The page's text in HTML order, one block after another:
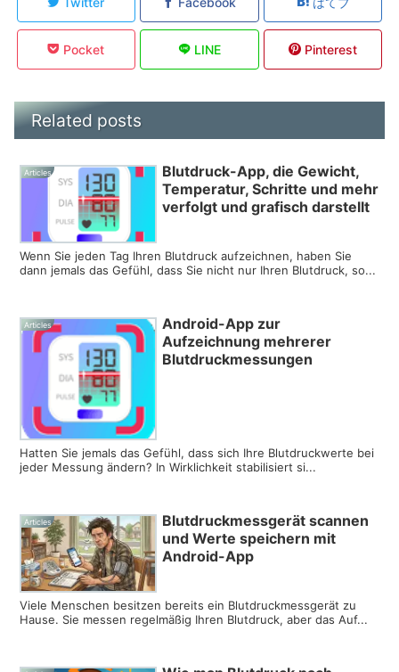
Pocket LINE Pinterest
Related posts
Articles
Blutdruck-App, die Gewicht,
Temperatur, Schritte und mehr
verfolgt und grafisch darstellt
Wenn Sie jeden Tag Ihren Blutdruck aufzeichnen, haben Sie
dann jemals das Gefühl, dass Sie nicht nur Ihren Blutdruck, so...
Articles
Android-App zur
Aufzeichnung mehrerer
Blutdruckmessungen
Hatten Sie jemals das Gefühl, dass sich Ihre Blutdruckwerte bei
jeder Messung ändern? In Wirklichkeit stabilisiert si...
Articles
Blutdruckmessgerät scannen
und Werte speichern mit
Android-App
Viele Menschen besitzen bereits ein Blutdruckmessgerät zu
Hause. Sie messen regelmäßig Ihren Blutdruck, aber das Auf...